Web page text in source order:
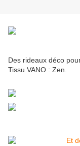
Des rideaux déco
Tissu VANO : Zen.